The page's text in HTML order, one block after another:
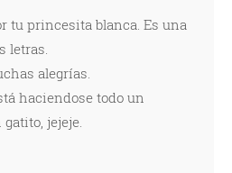
tu princesita blanca. Es una
letras.
alegrías.
haciendose todo un
jejeje.